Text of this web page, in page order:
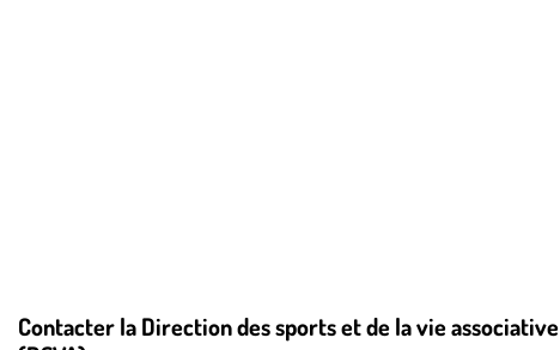
Contacter la Direction des sports et de la vie associative